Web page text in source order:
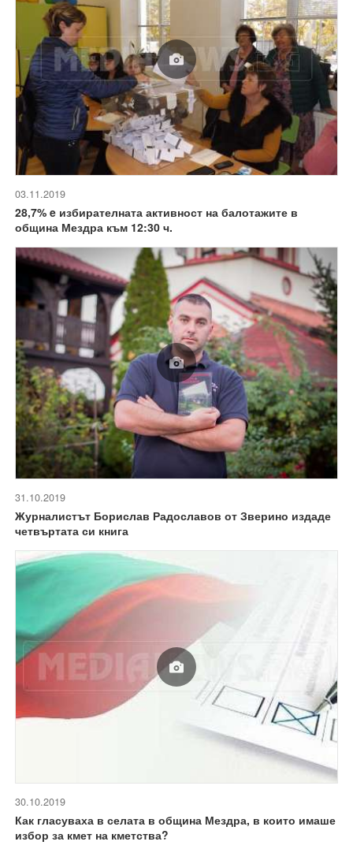
03.11.2019
28,7% e избирателната активност на балотажите в
община Мездра към 12:30 ч.
31.10.2019
Журналистът Борислав Радославов от Зверино издаде
четвъртата си книга
30.10.2019
Как гласуваха в селата в община Мездра, в които имаше
избор за кмет на кметства?